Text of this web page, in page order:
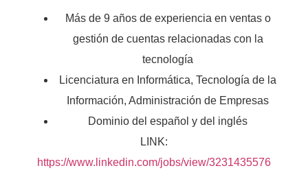
Más de 9 años de experiencia en ventas o
gestión de cuentas relacionadas con la
tecnología
Licenciatura en Informática, Tecnología de la
Información, Administración de Empresas
Dominio del español y del inglés
LINK:
https://www.linkedin.com/jobs/view/3231435576